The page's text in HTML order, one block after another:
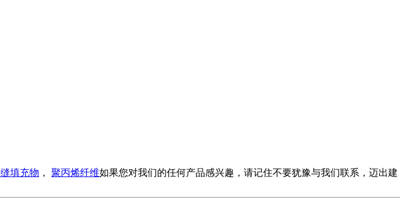
填充物 ， 聚丙烯纤维如果您对我们的任何产品感兴趣，请记住不要犹豫与我们联系，迈出建